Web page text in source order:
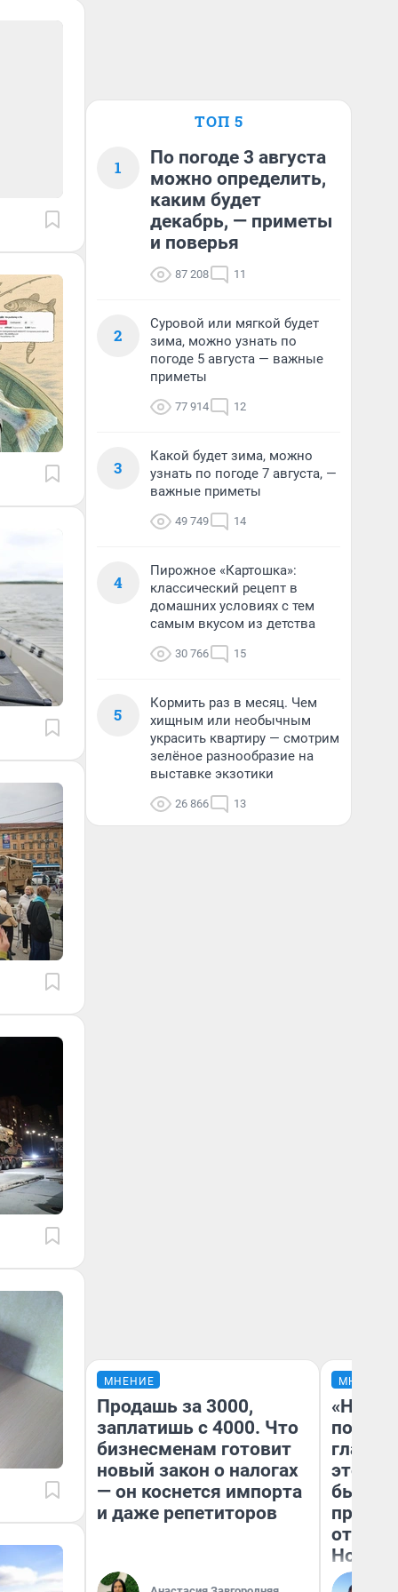
ТОП 5
1
По погоде 3 августа
можно определить,
каким будет
декабрь, — приметы
и поверья
87 208 11
2
Суровой или мягкой будет
зима, можно узнать по
погоде 5 августа — важные
приметы
77 914 12
3
Какой будет зима, можно
узнать по погоде 7 августа, —
важные приметы
49 749 14
4
Пирожное «Картошка»:
классический рецепт в
домашних условиях с тем
самым вкусом из детства
30 766 15
5
Кормить раз в месяц. Чем
хищным или необычным
украсить квартиру — смотрим
зелёное разнообразие на
выставке экзотики
26 866 13
МНЕНИЕ
Продашь за 3000,
заплатишь с 4000. Что
бизнесменам готовит
новый закон о налогах
— он коснется импорта
и даже репетиторов
МНЕНИЕ
этого
бьет
отзыв
Нолана